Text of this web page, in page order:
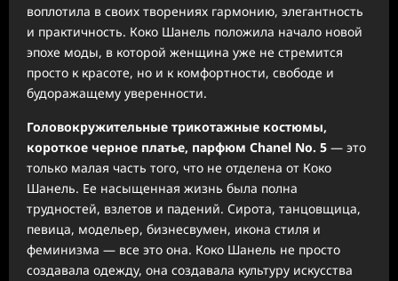
воплотила в своих творениях гармонию, элегантность
и практичность. Коко Шанель положила начало новой
эпохе моды, в которой женщина уже не стремится
просто к красоте, но и к комфортности, свободе и
будоражащему уверенности.
Головокружительные трикотажные костюмы,
короткое черное платье, парфюм Chanel No. 5 — это
только малая часть того, что не отделена от Коко
Шанель. Ее насыщенная жизнь была полна
трудностей, взлетов и падений. Сирота, танцовщица,
певица, модельер, бизнесвумен, икона стиля и
феминизма — все это она. Коко Шанель не просто
создавала одежду, она создавала культуру искусства